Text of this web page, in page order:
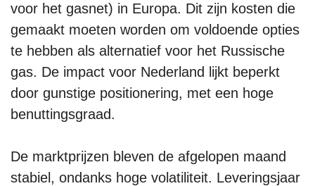
voor het gasnet) in Europa. Dit zijn kosten die
gemaakt moeten worden om voldoende opties
te hebben als alternatief voor het Russische
gas. De impact voor Nederland lijkt beperkt
door gunstige positionering, met een hoge
benuttingsgraad.
De marktprijzen bleven de afgelopen maand
stabiel, ondanks hoge volatiliteit. Leveringsjaar